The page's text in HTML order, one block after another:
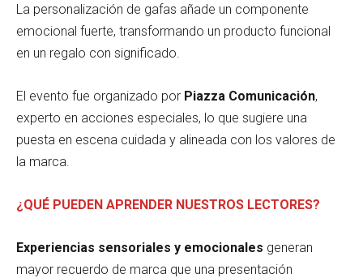
La personalización de gafas añade un componente
emocional fuerte, transformando un producto funcional
en un regalo con significado.
El evento fue organizado por Piazza Comunicación,
experto en acciones especiales, lo que sugiere una
puesta en escena cuidada y alineada con los valores de
la marca.
¿QUÉ PUEDEN APRENDER NUESTROS LECTORES?
Experiencias sensoriales y emocionales generan
mayor recuerdo de marca que una presentación